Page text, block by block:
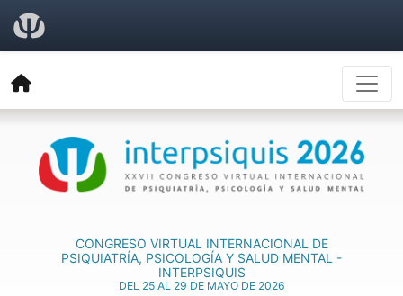
CONGRESO VIRTUAL INTERNACIONAL DE
PSIQUIATRÍA, PSICOLOGÍA Y SALUD MENTAL -
INTERPSIQUIS
DEL 25 AL 29 DE MAYO DE 2026